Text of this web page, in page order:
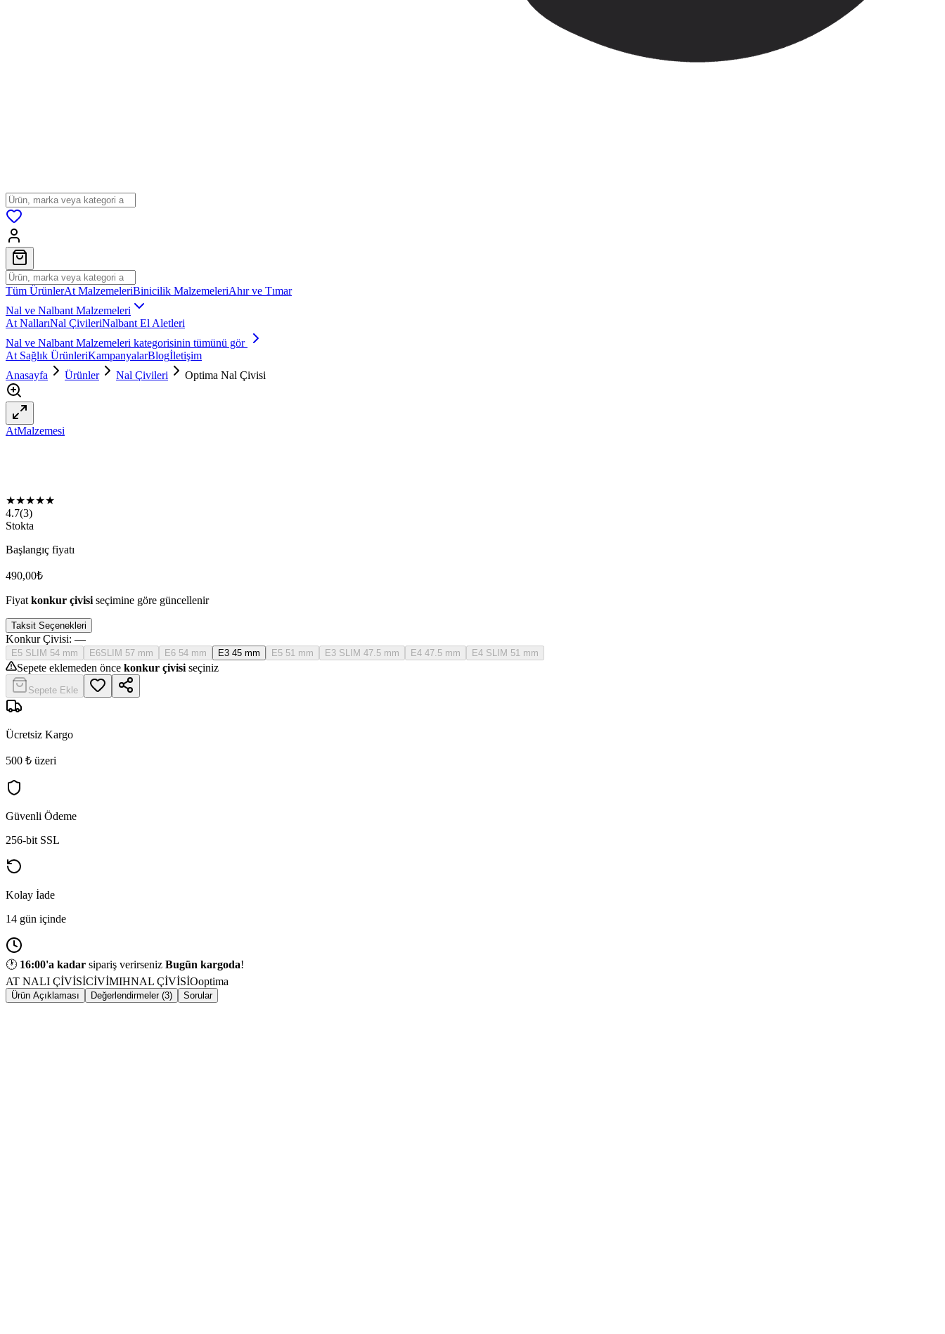
Tüm ÜrünlerAt MalzemeleriBinicilik MalzemeleriAhır ve Tımar
Nal ve Nalbant Malzemeleri
At NallarıNal ÇivileriNalbant El Aletleri
Nal ve Nalbant Malzemeleri kategorisinin tümünü gör
At Sağlık ÜrünleriKampanyalarBlogİletişim
Anasayfa
Ürünler Nal Çivileri Optima Nal Çivisi
AtMalzemesi
★★★★★
4.7(3)
Stokta
Başlangıç fiyatı
490,00₺
Fiyat konkur çivisi seçimine göre güncellenir
Taksit Seçenekleri
Konkur Çivisi: —
E5 SLIM 54 mm E6SLIM 57 mm E6 54 mm E3 45 mm E5 51 mm E3 SLIM 47.5 mm E4 47.5 mm E4 SLIM 51 mm
Sepete eklemeden önce konkur çivisi seçiniz
Sepete Ekle
Ücretsiz Kargo
500 ₺ üzeri
Güvenli Ödeme
256-bit SSL
Kolay İade
14 gün içinde
🕐 16:00'a kadar sipariş verirseniz Bugün kargoda!
AT NALI ÇİVİSİCİVİMIHNAL ÇİVİSİOoptima
Ürün Açıklaması Değerlendirmeler (3) Sorular